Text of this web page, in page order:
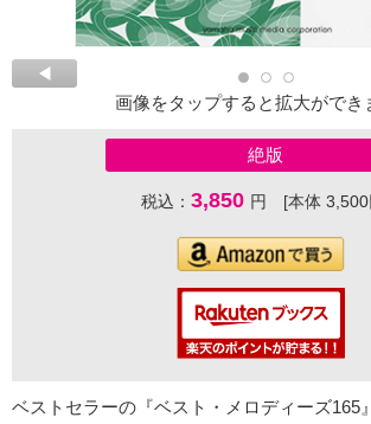
画像をタップすると拡大ができ
絶版
税込： 3,850 円 [本体 3,500
ベストセラーの『ベスト・メロディーズ165